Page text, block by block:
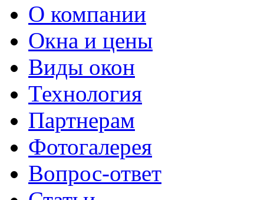
О компании
Окна и цены
Виды окон
Технология
Партнерам
Фотогалерея
Вопрос-ответ